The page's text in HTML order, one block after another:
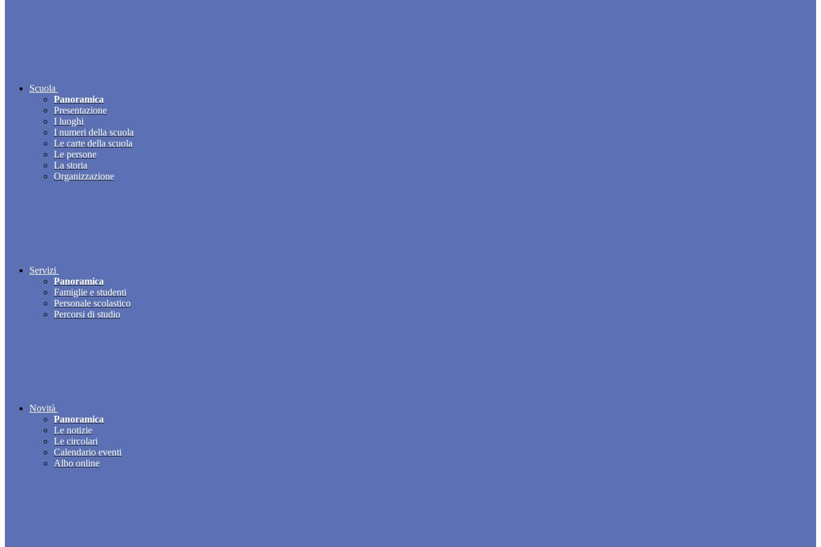
Scuola
Panoramica
Presentazione
I luoghi
I numeri della scuola
Le carte della scuola
Le persone
La storia
Organizzazione
Servizi
Panoramica
Famiglie e studenti
Personale scolastico
Percorsi di studio
Novità
Panoramica
Le notizie
Le circolari
Calendario eventi
Albo online